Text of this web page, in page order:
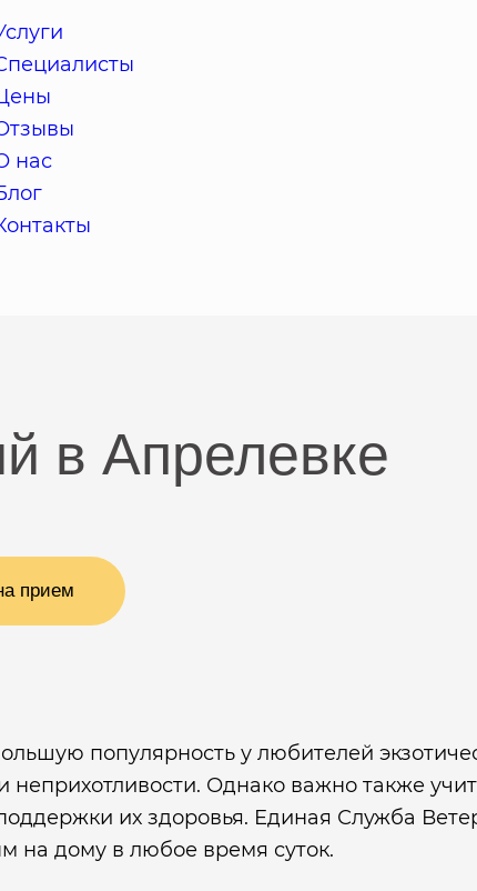
нас
в Апрелевке
прием
популярность у любителей
неприхотливости. Однако важно также
их здоровья. Единая Служба
дому в любое время суток.